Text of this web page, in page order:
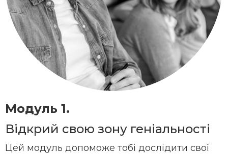
Модуль 1.
Відкрий свою зону геніальності
Цей модуль допоможе тобі дослідити свої